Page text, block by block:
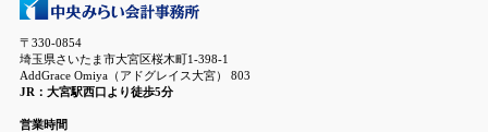
〒330-0854
埼玉県さいたま市大宮区桜木町1-398-1
AddGrace Omiya（アドグレイス大宮） 803
JR：大宮駅西口より徒歩5分
営業時間